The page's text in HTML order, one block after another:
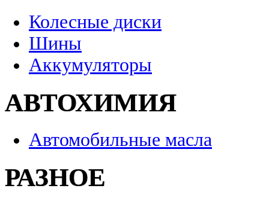
Колесные диски
Шины
Аккумуляторы
АВТОХИМИЯ
Автомобильные масла
РАЗНОЕ